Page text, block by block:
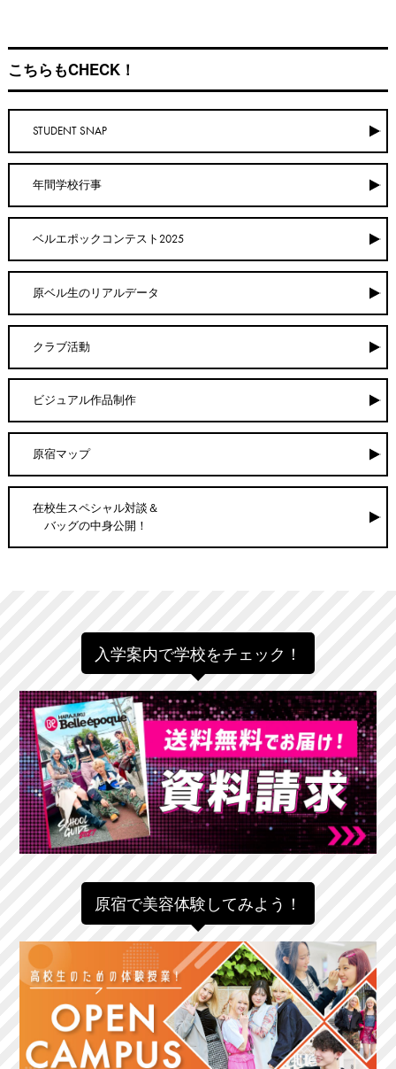
こちらもCHECK！
STUDENT SNAP
年間学校行事
ベルエポックコンテスト2025
原ベル生のリアルデータ
クラブ活動
ビジュアル作品制作
原宿マップ
在校生スペシャル対談＆
バッグの中身公開！
入学案内で学校をチェック！
原宿で美容体験してみよう！